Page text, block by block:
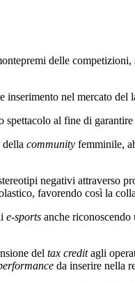
delle
inserimento nel mercato del
al fine di
community femminile,
negativi attraverso
favorendo così la
e-sports anche riconoscendo
del tax creditagli
da inserire nella